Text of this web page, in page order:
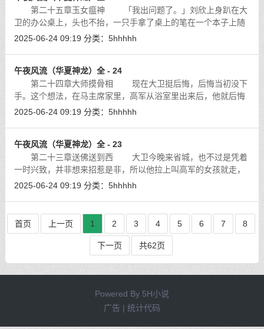
第二十五章玉女瘟神 「我出问题了。」刘欣上身趴在大
卫的办公桌上，头也不抬，一只手拿了桌上的笔在一个本子上随
意画着。 [详细]
2025-06-24 09:19 分类： 5hhhhh
午夜风流（华夏神龙）全 - 24
第二十四章大师摸骨相 现在大卫挺后悔，后悔当初没下
手。这个想法，在马主席家里，高军从浴室里出来后，他就后悔
了，但这家伙极善掩饰，老马哪能看出来，还真的以为他们是萍
2025-06-24 09:19 分类： 5hhhhh
午夜风流（华夏神龙）全 - 23
第二十三章送佛送到西 大卫今晚来省城，也不过是凭着
一时兴致，并非想来招惹是非，所以他拉上叫高军的女孩就走，
甚至顾不上向与他同来的张辉打一声招呼。其实并不是不关心张
2025-06-24 09:19 分类： 5hhhhh
首页 上一页 1 2 3 4 5 6 7 8
下一页 共62页
Powered By 5H小说
广告 | 统计代码